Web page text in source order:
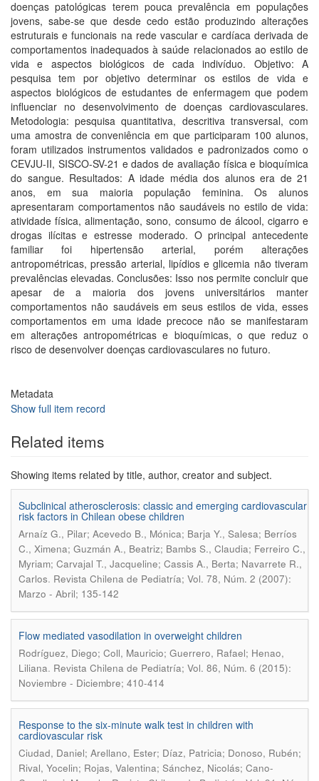
doenças patológicas terem pouca prevalência em populações
jovens, sabe-se que desde cedo estão produzindo alterações
estruturais e funcionais na rede vascular e cardíaca derivada de
comportamentos inadequados à saúde relacionados ao estilo de
vida e aspectos biológicos de cada indivíduo. Objetivo: A
pesquisa tem por objetivo determinar os estilos de vida e
aspectos biológicos de estudantes de enfermagem que podem
influenciar no desenvolvimento de doenças cardiovasculares.
Metodologia: pesquisa quantitativa, descritiva transversal, com
uma amostra de conveniência em que participaram 100 alunos,
foram utilizados instrumentos validados e padronizados como o
CEVJU-II, SISCO-SV-21 e dados de avaliação física e bioquímica
do sangue. Resultados: A idade média dos alunos era de 21
anos, em sua maioria população feminina. Os alunos
apresentaram comportamentos não saudáveis no estilo de vida:
atividade física, alimentação, sono, consumo de álcool, cigarro e
drogas ilícitas e estresse moderado. O principal antecedente
familiar foi hipertensão arterial, porém alterações
antropométricas, pressão arterial, lipídios e glicemia não tiveram
prevalências elevadas. Conclusões: Isso nos permite concluir que
apesar de a maioria dos jovens universitários manter
comportamentos não saudáveis em seus estilos de vida, esses
comportamentos em uma idade precoce não se manifestaram
em alterações antropométricas e bioquímicas, o que reduz o
risco de desenvolver doenças cardiovasculares no futuro.
Metadata
Show full item record
Related items
Showing items related by title, author, creator and subject.
Subclinical atherosclerosis: classic and emerging cardiovascular
risk factors in Chilean obese children
Arnaíz G., Pilar; Acevedo B., Mónica; Barja Y., Salesa; Berríos
C., Ximena; Guzmán A., Beatriz; Bambs S., Claudia; Ferreiro C.,
Myriam; Carvajal T., Jacqueline; Cassis A., Berta; Navarrete R.,
Carlos. Revista Chilena de Pediatría; Vol. 78, Núm. 2 (2007):
Marzo - Abril; 135-142
Flow mediated vasodilation in overweight children
Rodríguez, Diego; Coll, Mauricio; Guerrero, Rafael; Henao,
Liliana. Revista Chilena de Pediatría; Vol. 86, Núm. 6 (2015):
Noviembre - Diciembre; 410-414
Response to the six-minute walk test in children with
cardiovascular risk
Ciudad, Daniel; Arellano, Ester; Díaz, Patricia; Donoso, Rubén;
Rival, Yocelin; Rojas, Valentina; Sánchez, Nicolás; Cano-